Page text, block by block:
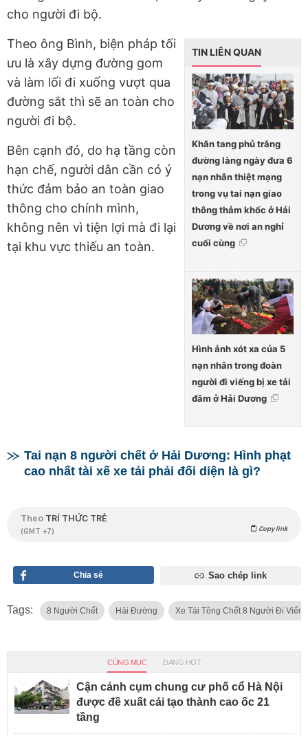
cho người đi bộ.
TIN LIÊN QUAN
Khăn tang phủ trắng
đường làng ngày đưa 6
nạn nhân thiệt mạng
trong vụ tai nạn giao
thông thảm khốc ở Hải
Dương về nơi an nghỉ
cuối cùng
Hình ảnh xót xa của 5
nạn nhân trong đoàn
người đi viếng bị xe tải
đâm ở Hải Dương
Theo ông Bình, biện pháp tối
ưu là xây dựng đường gom
và làm lối đi xuống vượt qua
đường sắt thì sẽ an toàn cho
người đi bộ.
Bên cạnh đó, do hạ tầng còn
hạn chế, người dân cần có ý
thức đảm bảo an toàn giao
thông cho chính mình,
không nên vì tiện lợi mà đi lại
tại khu vực thiếu an toàn.
Tai nạn 8 người chết ở Hải Dương: Hình phạt
cao nhất tài xế xe tải phải đối diện là gì?
Theo TRÍ THỨC TRẺ
(GMT +7) Copy link
Chia sẻ Sao chép link
Tags: 8 Người Chết Hải Đường Xe Tải Tông Chết 8 Người Đi
CÙNG MỤC ĐANG HOT
Cận cảnh cụm chung cư phố cổ Hà Nội
được đề xuất cải tạo thành cao ốc 21
tầng